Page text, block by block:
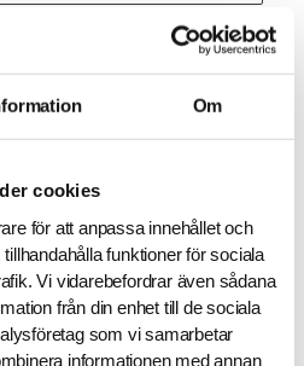
Om
cookies
för att anpassa innehållet och
funktioner för sociala
Vi vidarebefordrar även sådana
från din enhet till de sociala
som vi samarbetar
informationen med annan
Skicka in